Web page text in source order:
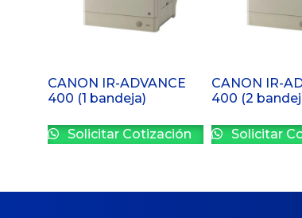
CANON IR-ADVANCE
400 (1 bandeja)
Solicitar Cotización
CANON IR-
400 (2
Solicitar